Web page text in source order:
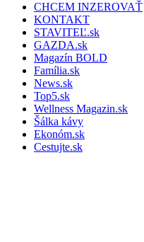
CHCEM INZEROVAŤ
KONTAKT
STAVITEĽ.sk
GAZDA.sk
Magazín BOLD
Família.sk
News.sk
Top5.sk
Wellness Magazin.sk
Šálka kávy
Ekonóm.sk
Cestujte.sk